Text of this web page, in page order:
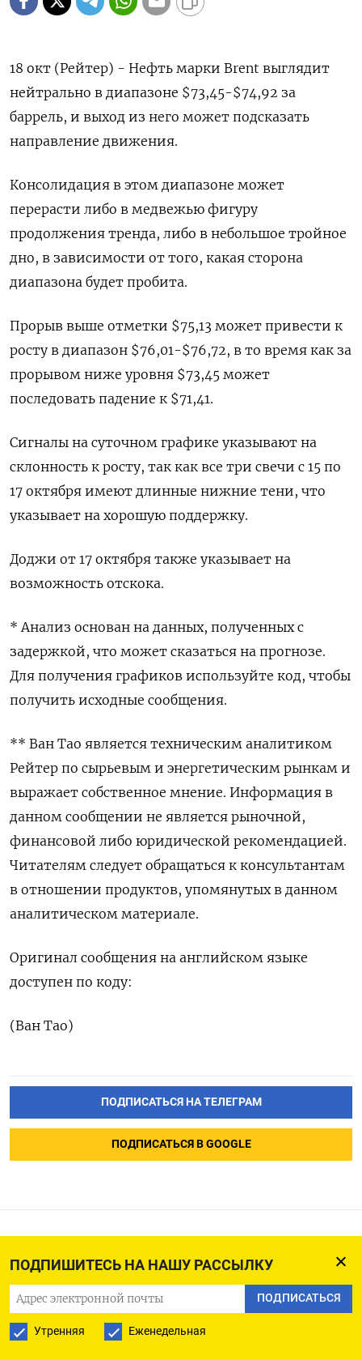
ПОДПИШИТЕСЬ НА НАШУ РАССЫЛКУ
ПОДПИСАТЬСЯ
Утренняя Еженедельная
18 окт (Рейтер) - Нефть марки Brent выглядит
нейтрально в диапазоне $73,45-$74,92 за
баррель, и выход из него может подсказать
направление движения.
Консолидация в этом диапазоне может
перерасти либо в медвежью фигуру
продолжения тренда, либо в небольшое тройное
дно, в зависимости от того, какая сторона
диапазона будет пробита.
Прорыв выше отметки $75,13 может привести к
росту в диапазон $76,01-$76,72, в то время как за
прорывом ниже уровня $73,45 может
последовать падение к $71,41.
Сигналы на суточном графике указывают на
склонность к росту, так как все три свечи с 15 по
17 октября имеют длинные нижние тени, что
указывает на хорошую поддержку.
Доджи от 17 октября также указывает на
возможность отскока.
* Анализ основан на данных, полученных с
задержкой, что может сказаться на прогнозе.
Для получения графиков используйте код, чтобы
получить исходные сообщения.
** Ван Тао является техническим аналитиком
Рейтер по сырьевым и энергетическим рынкам и
выражает собственное мнение. Информация в
данном сообщении не является рыночной,
финансовой либо юридической рекомендацией.
Читателям следует обращаться к консультантам
в отношении продуктов, упомянутых в данном
аналитическом материале.
Оригинал сообщения на английском языке
доступен по коду:
(Ван Тао)
ПОДПИСАТЬСЯ НА ТЕЛЕГРАМ
ПОДПИСАТЬСЯ В GOOGLE
Нефть может показать
максимальную недельную
просадку более чем за
месяц